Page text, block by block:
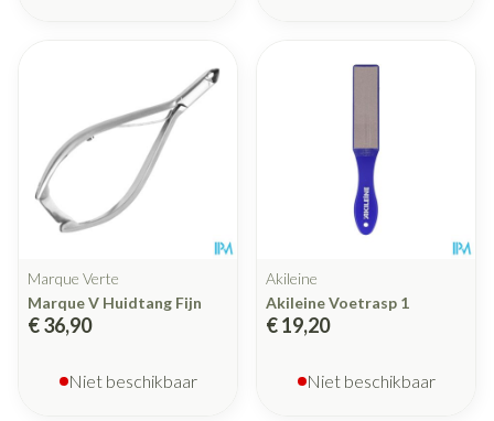
Marque Verte
Marque V Huidtang Fijn
€ 36,90
Niet beschikbaar
Akileine
Akileine Voetrasp 1
€ 19,20
Niet beschikbaar